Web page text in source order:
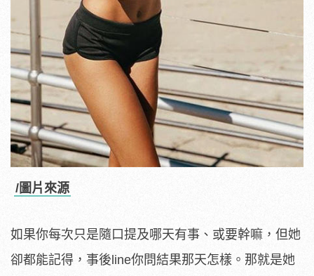
/圖片來源
如果你每次只是隨口提及哪天有事、或要幹嘛，但她
卻都能記得，事後line你問結果那天怎樣。那就是她